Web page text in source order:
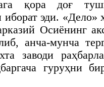
қора доғ
эди. «Дело»
Осиёнинг
анча-мунча
заводи
гуруҳни